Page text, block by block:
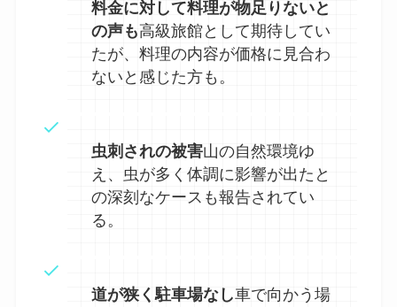
料金に対して料理が物足りないと
の声も高級旅館として期待してい
たが、料理の内容が価格に見合わ
ないと感じた方も。
虫刺されの被害山の自然環境ゆ
え、虫が多く体調に影響が出たと
の深刻なケースも報告されてい
る。
道が狭く駐車場なし車で向かう場